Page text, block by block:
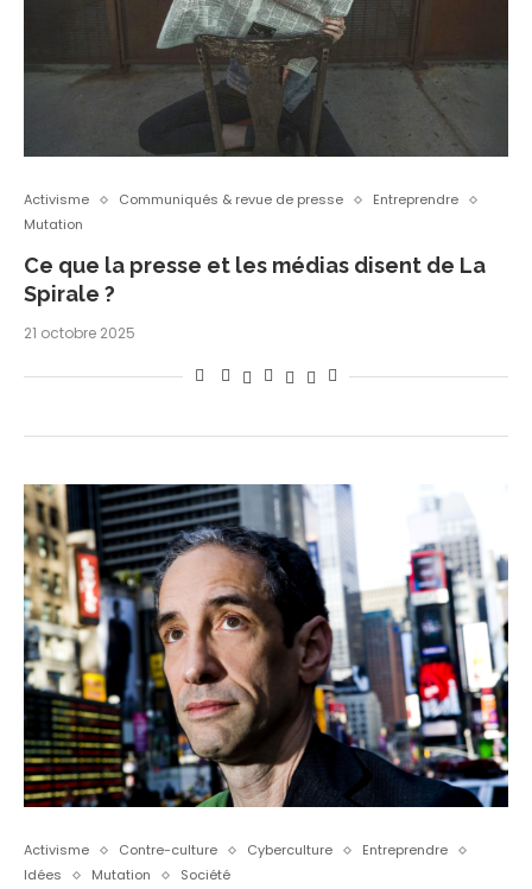
Activisme Communiqués & revue de presse
Entreprendre
Mutation
Ce que la presse et les médias disent de La
Spirale ?
21 octobre 2025
Activisme Contre-culture Cyberculture
Entreprendre
Idées
Mutation Société